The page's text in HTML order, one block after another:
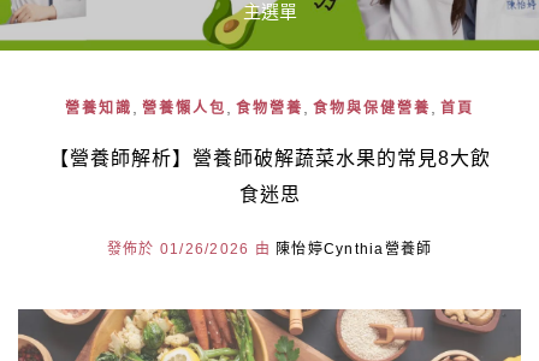
主選單
營養知識 營養懶人包 食物營養 食物與保健營養 首頁
【營養師解析】營養師破解蔬菜水果的常見8大飲
食迷思
發佈於 01/26/2026 由 陳怡婷Cynthia營養師